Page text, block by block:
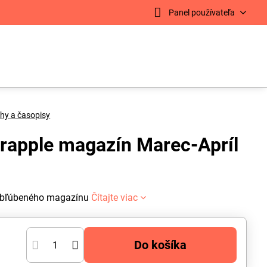
Panel používateľa
a časopisy
magazín Marec-Apríl
magazínu Čítajte viac
Do košíka